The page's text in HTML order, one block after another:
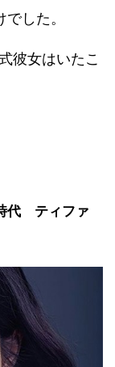
した。
彼女はいたこ
代 ティファ